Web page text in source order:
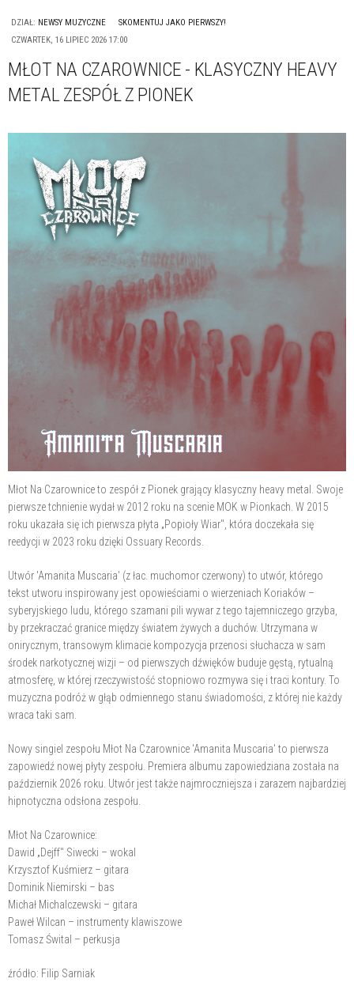
DZIAŁ: NEWSY MUZYCZNE
SKOMENTUJ JAKO PIERWSZY!
CZWARTEK, 16 LIPIEC 2026 17:00
MŁOT NA CZAROWNICE - KLASYCZNY HEAVY
METAL ZESPÓŁ Z PIONEK
Młot Na Czarownice to zespół z Pionek grający klasyczny heavy metal. Swoje
pierwsze tchnienie wydał w 2012 roku na scenie MOK w Pionkach. W 2015
roku ukazała się ich pierwsza płyta „Popioły Wiar", która doczekała się
reedycji w 2023 roku dzięki Ossuary Records.
Utwór 'Amanita Muscaria' (z łac. muchomor czerwony) to utwór, którego
tekst utworu inspirowany jest opowieściami o wierzeniach Koriaków –
syberyjskiego ludu, którego szamani pili wywar z tego tajemniczego grzyba,
by przekraczać granice między światem żywych a duchów. Utrzymana w
onirycznym, transowym klimacie kompozycja przenosi słuchacza w sam
środek narkotycznej wizji – od pierwszych dźwięków buduje gęstą, rytualną
atmosferę, w której rzeczywistość stopniowo rozmywa się i traci kontury. To
muzyczna podróż w głąb odmiennego stanu świadomości, z której nie każdy
wraca taki sam.
Nowy singiel zespołu Młot Na Czarownice 'Amanita Muscaria' to pierwsza
zapowiedź nowej płyty zespołu. Premiera albumu zapowiedziana została na
październik 2026 roku. Utwór jest także najmroczniejsza i zarazem najbardziej
hipnotyczna odsłona zespołu.
Młot Na Czarownice:
Dawid „Dejff" Siwecki – wokal
Krzysztof Kuśmierz – gitara
Dominik Niemirski – bas
Michał Michalczewski – gitara
Paweł Wilcan – instrumenty klawiszowe
Tomasz Śwital – perkusja
źródło: Filip Sarniak